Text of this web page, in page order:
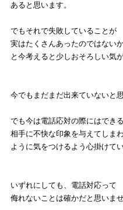
あると思います。
でもそれで失敗していることが
実はたくさんあったのではない
と今考えると少しおそろしい気が
今でもまだまだ出来ていないと思
でも今は電話応対の際にはでき
相手に不快な印象を与えてしま
ように気をつけるよう心掛けてい
いずれにしても、電話対応って
侮れないことは確かだと思いま